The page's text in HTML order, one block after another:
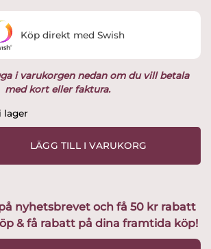
i varukorgen nedan om du vill betala
med kort eller faktura.
lager
LÄGG TILL I VARUKORG
Köp direkt med Swish
nyhetsbrevet och få 50 kr rabatt
& få rabatt på dina framtida köp!